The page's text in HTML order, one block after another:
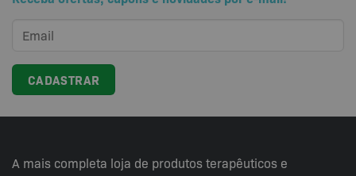
A mais completa loja de produtos terapêuticos e